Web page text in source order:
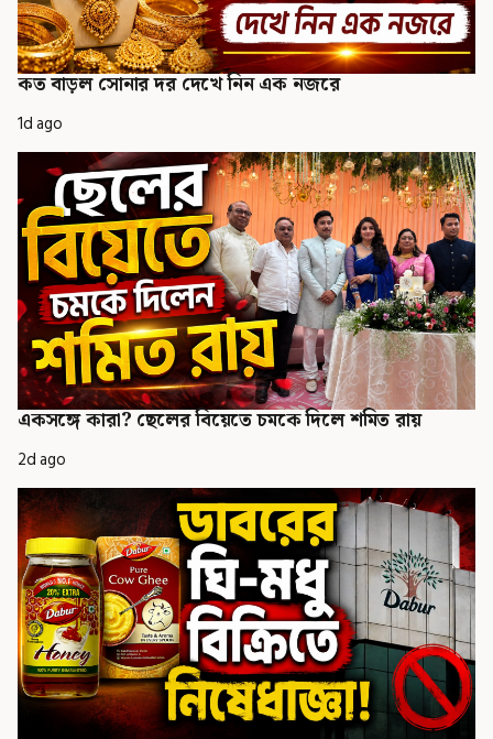
কত বাড়ল সোনার দর দেখে নিন এক নজরে
1d ago
একসঙ্গে কারা? ছেলের বিয়েতে চমকে দিলে শমিত রায়
2d ago